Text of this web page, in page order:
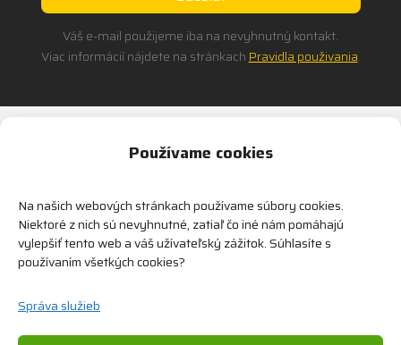
Používame cookies
Na našich webových stránkach používame súbory cookies.
Niektoré z nich sú nevyhnutné, zatiaľ čo iné nám pomáhajú
vylepšiť tento web a váš užívateľský zážitok. Súhlasíte s
používaním všetkých cookies?
Správa služieb
Váš e-mail použijeme iba na nevyhnutný kontakt.
Viac informácií nájdete na stránkach Pravidla použivania.
Dodávame bezpečnostné zariadenia od popredných
svetových výrobcov.